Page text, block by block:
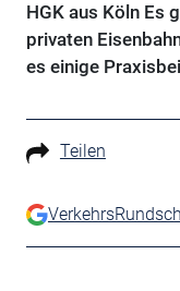
HGK aus Köln Es
privaten
es einige
Teilen